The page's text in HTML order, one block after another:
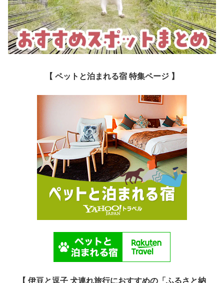
【 ペットと泊まれる宿 特集ページ 】
【 伊豆と逗子 犬連れ旅行におすすめの「ふるさと納